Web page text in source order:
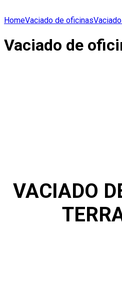
HomeVaciado de oficinas
Vaciado de
VACIADO